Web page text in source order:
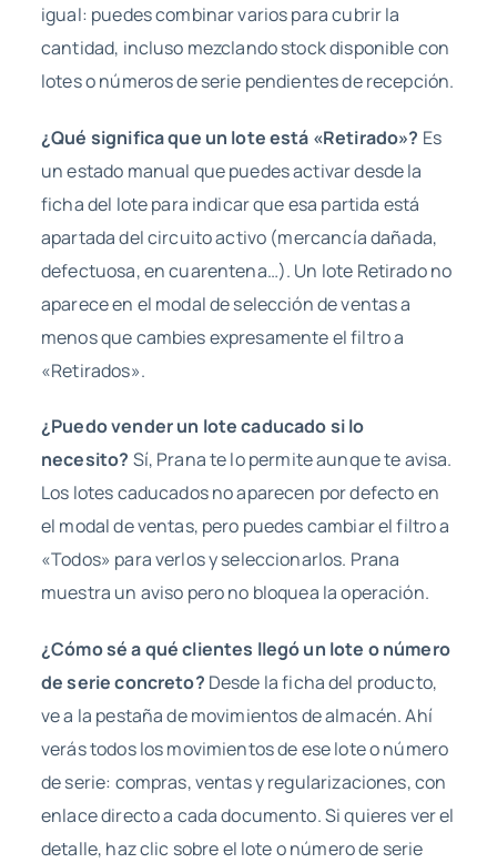
igual: puedes combinar varios para cubrir la
cantidad, incluso mezclando stock disponible con
lotes o números de serie pendientes de recepción.
¿Qué significa que un lote está «Retirado»? Es
un estado manual que puedes activar desde la
ficha del lote para indicar que esa partida está
apartada del circuito activo (mercancía dañada,
defectuosa, en cuarentena…). Un lote Retirado no
aparece en el modal de selección de ventas a
menos que cambies expresamente el filtro a
«Retirados».
¿Puedo vender un lote caducado si lo
necesito? Sí, Prana te lo permite aunque te avisa.
Los lotes caducados no aparecen por defecto en
el modal de ventas, pero puedes cambiar el filtro a
«Todos» para verlos y seleccionarlos. Prana
muestra un aviso pero no bloquea la operación.
¿Cómo sé a qué clientes llegó un lote o número
de serie concreto? Desde la ficha del producto,
ve a la pestaña de movimientos de almacén. Ahí
verás todos los movimientos de ese lote o número
de serie: compras, ventas y regularizaciones, con
enlace directo a cada documento. Si quieres ver el
detalle, haz clic sobre el lote o número de serie